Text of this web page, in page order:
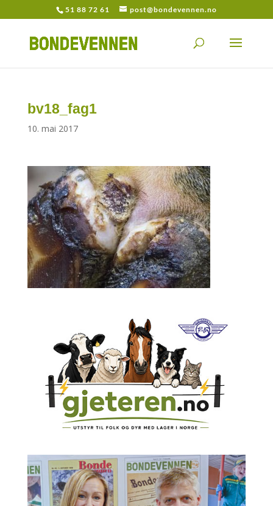
51 88 72 61 post@bondevennen.no
bv18_fag1
10. mai 2017